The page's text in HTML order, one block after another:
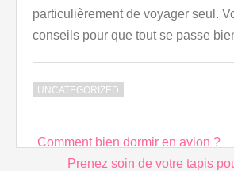
particulièrement de voyager seul.
conseils pour que tout se passe
UNCATEGORIZED
Post
navigation
Comment bien dormir en avion ?
Prenez soin de votre tapis